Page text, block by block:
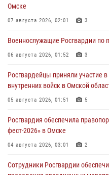
Омске
07 августа 2026, 02:01 3
Военнослужащие Росгвардии по
06 августа 2026, 01:52 3
Росгвардейцы приняли участие
внутренних войск в Омской
05 августа 2026, 01:51 5
Росгвардия обеспечила
фест-2026» в Омске
04 августа 2026, 03:01 2
Сотрудники Росгвардии